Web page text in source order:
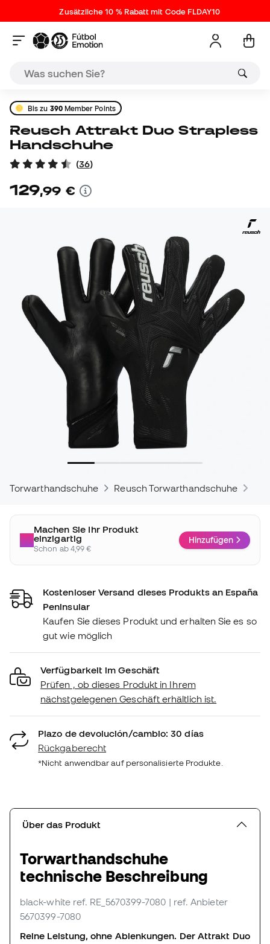
Zusätzliche 10 % Rabatt mit Code FLDAY10
Bis zu 390Member Points
Reusch Attrakt Duo Strapless
Handschuhe
(36)
129,99 €
Torwarthandschuhe Reusch Torwarthandschuhe
Machen Sie Ihr Produkt
einzigartig
Schon ab 4,99 €
Hinzufügen
Kostenloser Versand dieses Produkts an España
Peninsular
Kaufen Sie dieses Produkt und erhalten Sie es so
gut wie möglich
Verfügbarkeit im Geschäft
Prüfen , ob dieses Produkt in Ihrem
nächstgelegenen Geschäft erhältlich ist.
Plazo de devolución/cambio: 30 días
Rückgaberecht
*Nicht anwendbar auf personalisierte Produkte.
Über das Produkt
Torwarthandschuhe
technische Beschreibung
black-white ref. RE_5670399-7080 | ref. Anbieter
5670399-7080
Reine Leistung, ohne Ablenkungen. Der Attrakt Duo